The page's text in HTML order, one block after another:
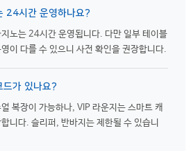
24시간 운영하나요?
노는 24시간 운영됩니다. 다만 일부 테이블
이 다를 수 있으니 사전 확인을 권장합니다.
드가 있나요?
복장이 가능하나, VIP 라운지는 스마트 캐
니다. 슬리퍼, 반바지는 제한될 수 있습니